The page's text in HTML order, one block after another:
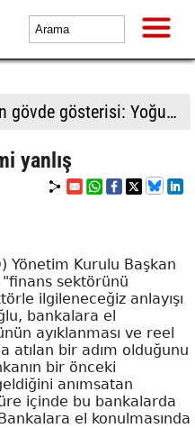
BTP Kocaeli'den Darıca çıkarması: Esnaf ve derneklerden yoğun ilgi
yanlış
Yönetim Kurulu Başkan
sektörünü
ilgileneceğiz anlayışı
bankalara el
ayıklanması ve reel
atılan bir adım olduğunu
bir önceki
anımsatan
içinde bu bankalarda
el konulmasında